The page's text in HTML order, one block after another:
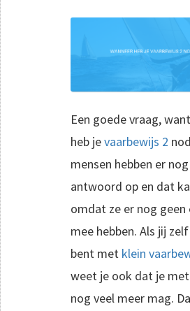
Een goede vraag,
heb jevaarbewijs 2
mensen hebben er
antwoord op en dat
omdat ze er nog geen
mee hebben. Als jij
bent met klein
weet je ook dat je met
nog veel meer mag.